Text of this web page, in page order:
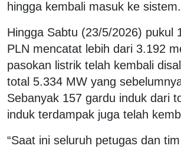
hingga kembali masuk ke sistem.
Hingga Sabtu (23/5/2026) pukul
PLN mencatat lebih dari 3.192
pasokan listrik telah kembali
total 5.334 MW yang
Sebanyak 157 gardu induk dari
induk terdampak juga telah
“Saat ini seluruh petugas dan